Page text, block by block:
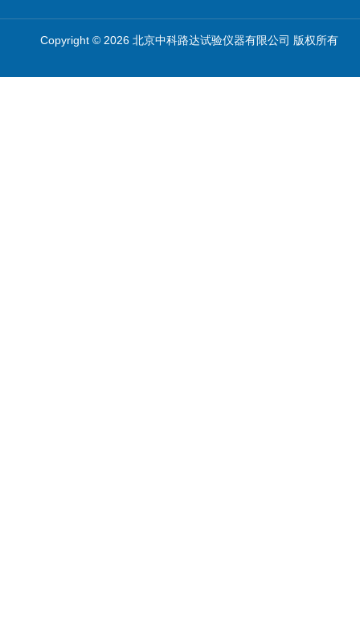
Copyright © 2026 北京中科路达试验仪器有限公司 版权所有